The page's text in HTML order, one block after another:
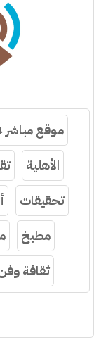
موقع مباشر 24
الأهلية
تحقيقات
مطبخ
ثقافة